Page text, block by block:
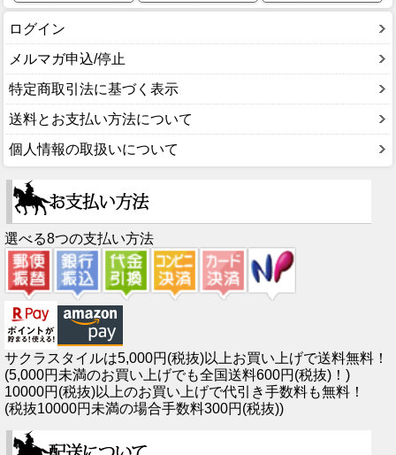
ログイン
メルマガ申込/停止
特定商取引法に基づく表示
送料とお支払い方法について
個人情報の取扱いについて
選べる8つの支払い方法
サクラスタイルは5,000円(税抜)以上お買い上げで送料無料！
(5,000円未満のお買い上げでも全国送料600円(税抜)！)
10000円(税抜)以上のお買い上げで代引き手数料も無料！
(税抜10000円未満の場合手数料300円(税抜))